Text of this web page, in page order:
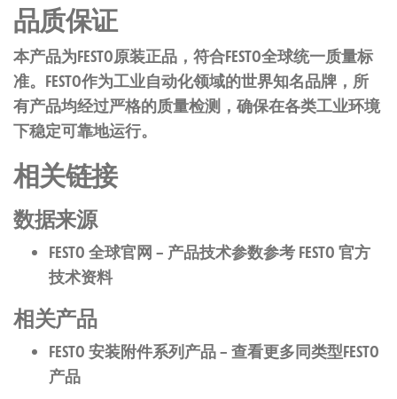
品质保证
本产品为FESTO原装正品，符合FESTO全球统一质量标
准。FESTO作为工业自动化领域的世界知名品牌，所
有产品均经过严格的质量检测，确保在各类工业环境
下稳定可靠地运行。
相关链接
数据来源
FESTO 全球官网 – 产品技术参数参考 FESTO 官方
技术资料
相关产品
FESTO 安装附件系列产品– 查看更多同类型FESTO
产品